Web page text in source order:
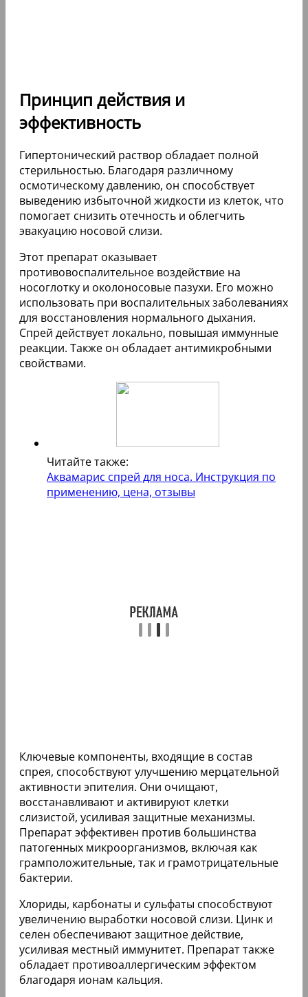
Принцип действия и
эффективность
Гипертонический раствор обладает полной
стерильностью. Благодаря различному
осмотическому давлению, он способствует
выведению избыточной жидкости из клеток, что
помогает снизить отечность и облегчить
эвакуацию носовой слизи.
Этот препарат оказывает
противовоспалительное воздействие на
носоглотку и околоносовые пазухи. Его можно
использовать при воспалительных заболеваниях
для восстановления нормального дыхания.
Спрей действует локально, повышая иммунные
реакции. Также он обладает антимикробными
свойствами.
Читайте также:
Аквамарис спрей для носа. Инструкция по
применению, цена, отзывы
Ключевые компоненты, входящие в состав
спрея, способствуют улучшению мерцательной
активности эпителия. Они очищают,
восстанавливают и активируют клетки
слизистой, усиливая защитные механизмы.
Препарат эффективен против большинства
патогенных микроорганизмов, включая как
грамположительные, так и грамотрицательные
бактерии.
Хлориды, карбонаты и сульфаты способствуют
увеличению выработки носовой слизи. Цинк и
селен обеспечивают защитное действие,
усиливая местный иммунитет. Препарат также
обладает противоаллергическим эффектом
благодаря ионам кальция.